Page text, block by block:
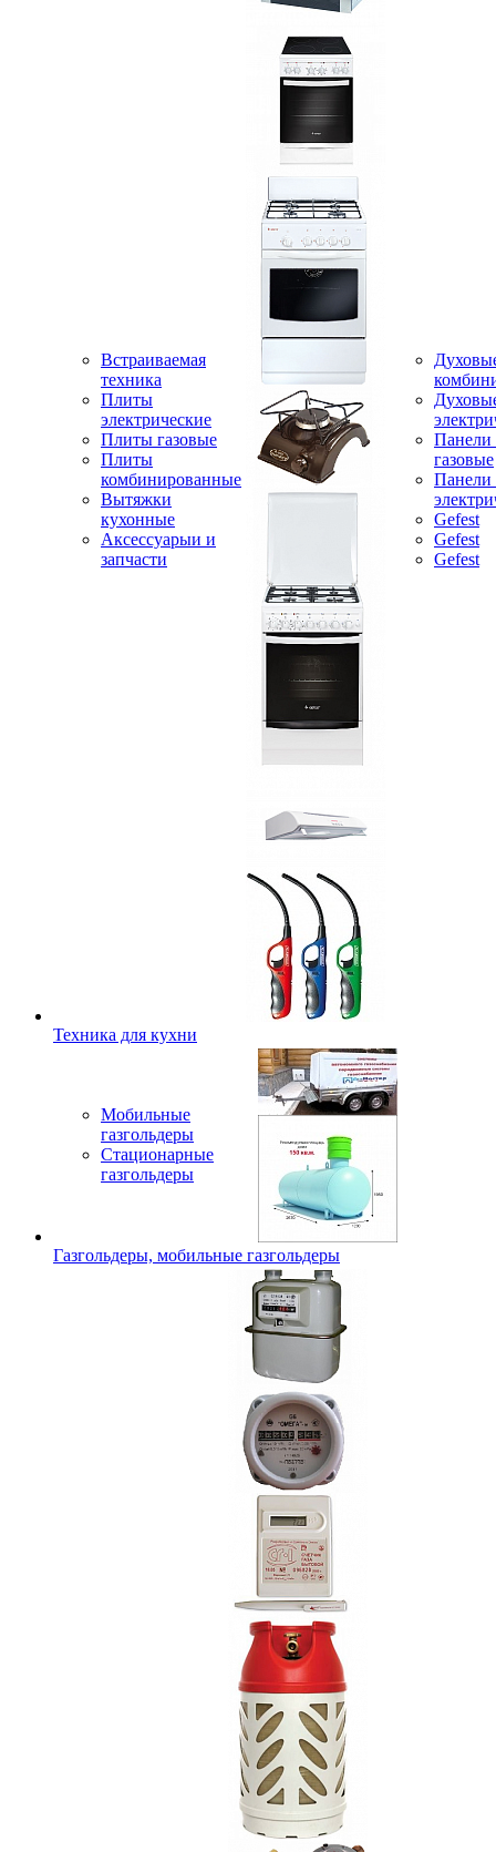
Встраиваемая
техника
Плиты
электрические
Плиты газовые
Плиты
комбинированные
Вытяжки
кухонные
Аксессуарыи и
запчасти
Панели
газовые
Панели
Gefest
Gefest
Gefest
Техника для кухни
Мобильные
газгольдеры
Стационарные
газгольдеры
Газгольдеры, мобильные газгольдеры